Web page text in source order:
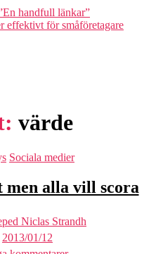
handfull länkar”
effektivt för småföretagare
värde
Kategorier
Sociala medier
alla vill scora
Niclas Strandh
2013/01/12